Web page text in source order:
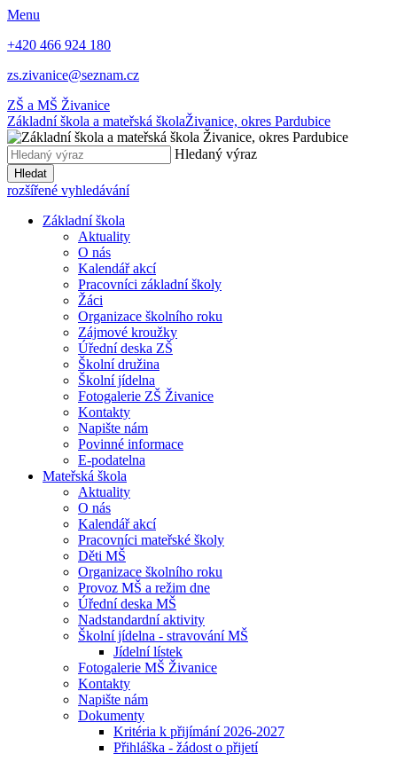
Menu
+420 466 924 180
zs.zivanice@seznam.cz
ZŠ a MŠ Živanice
Základní škola a mateřská školaŽivanice, okres Pardubice
Hledaný výraz
Hledat
rozšířené vyhledávání
Základní škola
Aktuality
O nás
Kalendář akcí
Pracovníci základní školy
Žáci
Organizace školního roku
Zájmové kroužky
Úřední deska ZŠ
Školní družina
Školní jídelna
Fotogalerie ZŠ Živanice
Kontakty
Napište nám
Povinné informace
E-podatelna
Mateřská škola
Aktuality
O nás
Kalendář akcí
Pracovníci mateřské školy
Děti MŠ
Organizace školního roku
Provoz MŠ a režim dne
Úřední deska MŠ
Nadstandardní aktivity
Školní jídelna - stravování MŠ
Jídelní lístek
Fotogalerie MŠ Živanice
Kontakty
Napište nám
Dokumenty
Kritéria k přijímání 2026-2027
Přihláška - žádost o přijetí